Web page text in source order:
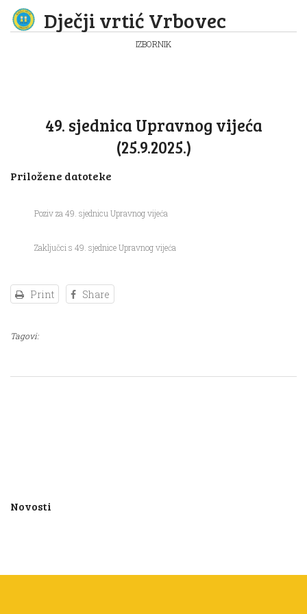
Dječji vrtić Vrbovec
IZBORNIK
49. sjednica Upravnog vijeća
(25.9.2025.)
Priložene datoteke
Poziv za 49. sjednicu Upravnog vijeća
Zaključci s 49. sjednice Upravnog vijeća
Print Share
Tagovi:
Novosti